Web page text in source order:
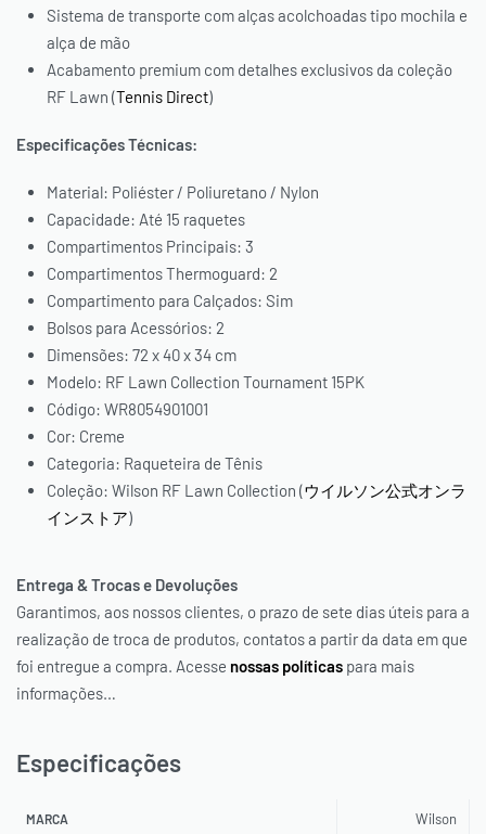
Sistema de transporte com alças acolchoadas tipo mochila e
alça de mão
Acabamento premium com detalhes exclusivos da coleção
RF Lawn (Tennis Direct)
Especificações Técnicas:
Material: Poliéster / Poliuretano / Nylon
Capacidade: Até 15 raquetes
Compartimentos Principais: 3
Compartimentos Thermoguard: 2
Compartimento para Calçados: Sim
Bolsos para Acessórios: 2
Dimensões: 72 x 40 x 34 cm
Modelo: RF Lawn Collection Tournament 15PK
Código: WR8054901001
Cor: Creme
Categoria: Raqueteira de Tênis
Coleção: Wilson RF Lawn Collection (ウイルソン公式オンラ
インストア)
Entrega & Trocas e Devoluções
Garantimos, aos nossos clientes, o prazo de sete dias úteis para a
realização de troca de produtos, contatos a partir da data em que
foi entregue a compra. Acesse nossas políticas para mais
informações…
Especificações
MARCA Wilson
PAGUE VIA PIX, COM *10% OFF
OU PAGUE PARCELADO NO
SEU CARTÃO
* O desconto será aplicado automaticamente em seu carrinho.